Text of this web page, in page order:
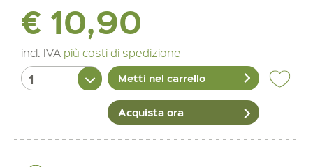
€ 10,90
incl. IVA più costi di spedizione
Metti nel carrello
Acquista ora